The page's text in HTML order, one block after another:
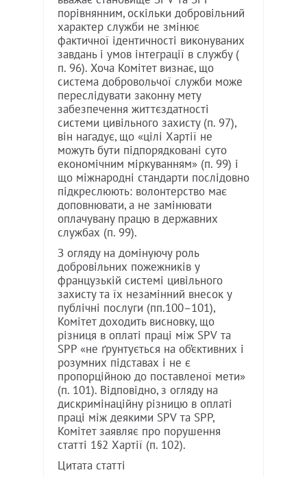
порівнянним, оскільки добровільний
характер служби не змінює
фактичної ідентичності виконуваних
завдань і умов інтеграції в службу (
п. 96). Хоча Комітет визнає, що
система добровольчої служби може
переслідувати законну мету
забезпечення життєздатності
системи цивільного захисту (п. 97),
він нагадує, що «цілі Хартії не
можуть бути підпорядковані суто
економічним міркуванням» (п. 99) і
що міжнародні стандарти послідовно
підкреслюють: волонтерство має
доповнювати, а не замінювати
оплачувану працю в державних
службах (п. 99).
З огляду на домінуючу роль
добровільних пожежників у
французькій системі цивільного
захисту та їх незамінний внесок у
публічні послуги (пп.100–101),
Комітет доходить висновку, що
різниця в оплаті праці між SPV та
SPP «не ґрунтується на об’єктивних і
розумних підставах і не є
пропорційною до поставленої мети»
(п. 101). Відповідно, з огляду на
дискримінаційну різницю в оплаті
праці між деякими SPV та SPP,
Комітет заявляє про порушення
статті 1§2 Хартії (п. 102).
Цитата статті